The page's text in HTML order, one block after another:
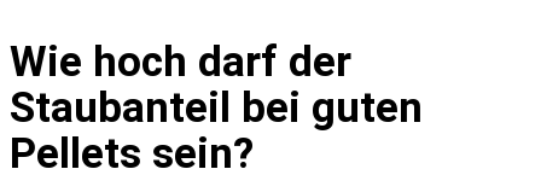
Wie hoch darf der
Staubanteil bei guten
Pellets sein?